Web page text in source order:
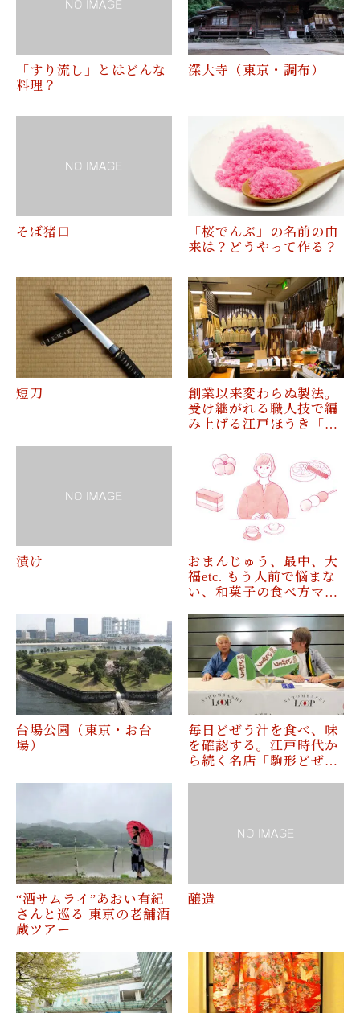
「すり流し」とはどんな
料理？
深大寺（東京・調布）
そば猪口
「桜でんぶ」の名前の由
来は？どうやって作る？
短刀
創業以来変わらぬ製法。
受け継がれる職人技で編
み上げる江戸ほうき「…
漬け
おまんじゅう、最中、大
福etc. もう人前で悩まな
い、和菓子の食べ方マ…
台場公園（東京・お台
場）
毎日どぜう汁を食べ、味
を確認する。江戸時代か
ら続く名店「駒形どぜ…
“酒サムライ”あおい有紀
さんと巡る 東京の老舗酒
蔵ツアー
醸造